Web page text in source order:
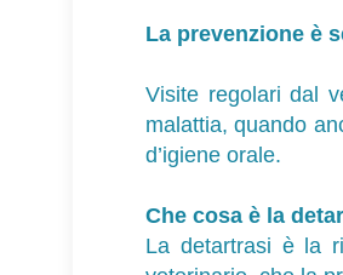
La prevenzione è
Visite regolari dal
malattia, quando
d’igiene orale.
Che cosa è la
La detartrasi è la